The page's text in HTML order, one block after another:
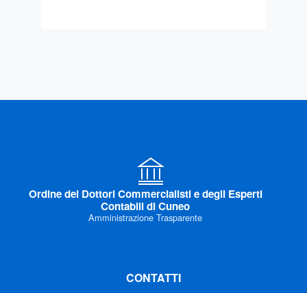
Ordine dei Dottori Commercialisti e degli Esperti
Contabili di Cuneo
Amministrazione Trasparente
CONTATTI